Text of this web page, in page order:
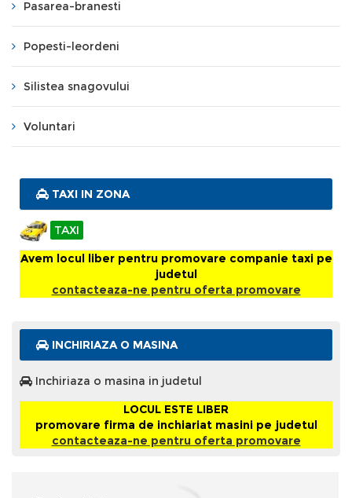
Pasarea-branesti
Popesti-leordeni
Silistea snagovului
Voluntari
TAXI IN ZONA
TAXI
Avem locul liber pentru promovare companie taxi pe
judetul
contacteaza-ne pentru oferta promovare
INCHIRIAZA O MASINA
Inchiriaza o masina in judetul
LOCUL ESTE LIBER
promovare firma de inchiariat masini pe judetul
contacteaza-ne pentru oferta promovare